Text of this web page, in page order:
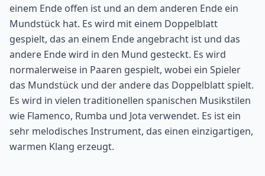
einem Ende offen ist und an dem anderen Ende ein
Mundstück hat. Es wird mit einem Doppelblatt
gespielt, das an einem Ende angebracht ist und das
andere Ende wird in den Mund gesteckt. Es wird
normalerweise in Paaren gespielt, wobei ein Spieler
das Mundstück und der andere das Doppelblatt spielt.
Es wird in vielen traditionellen spanischen Musikstilen
wie Flamenco, Rumba und Jota verwendet. Es ist ein
sehr melodisches Instrument, das einen einzigartigen,
warmen Klang erzeugt.